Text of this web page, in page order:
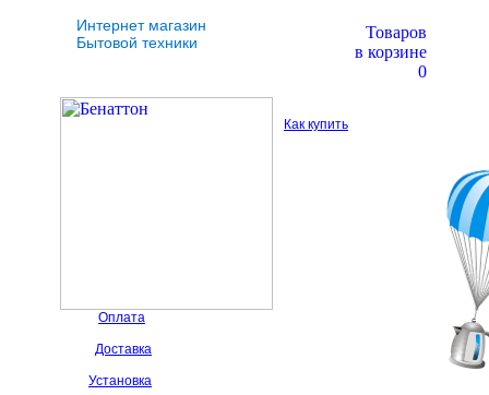
Интернет магазин
Бытовой техники
Товаров
в корзине
0
Как купить
Оплата
Доставка
Установка